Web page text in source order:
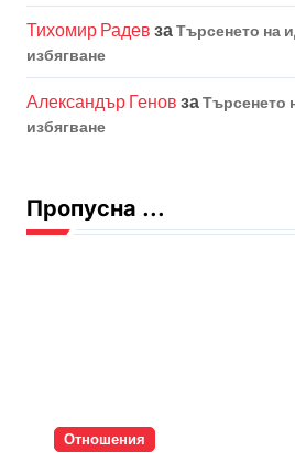
Тихомир Радев заТърсенето на
избягване
Александър Генов заТърсенето
избягване
Пропусна ...
Отношения